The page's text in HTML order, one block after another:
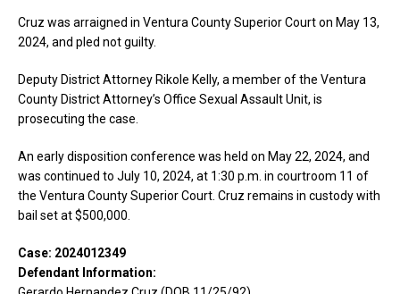
Cruz was arraigned in Ventura County Superior Court on May 13,
2024, and pled not guilty.
Deputy District Attorney Rikole Kelly, a member of the Ventura
County District Attorney’s Office Sexual Assault Unit, is
prosecuting the case.
An early disposition conference was held on May 22, 2024, and
was continued to July 10, 2024, at 1:30 p.m. in courtroom 11 of
the Ventura County Superior Court. Cruz remains in custody with
bail set at $500,000.
Case: 2024012349
Defendant Information: